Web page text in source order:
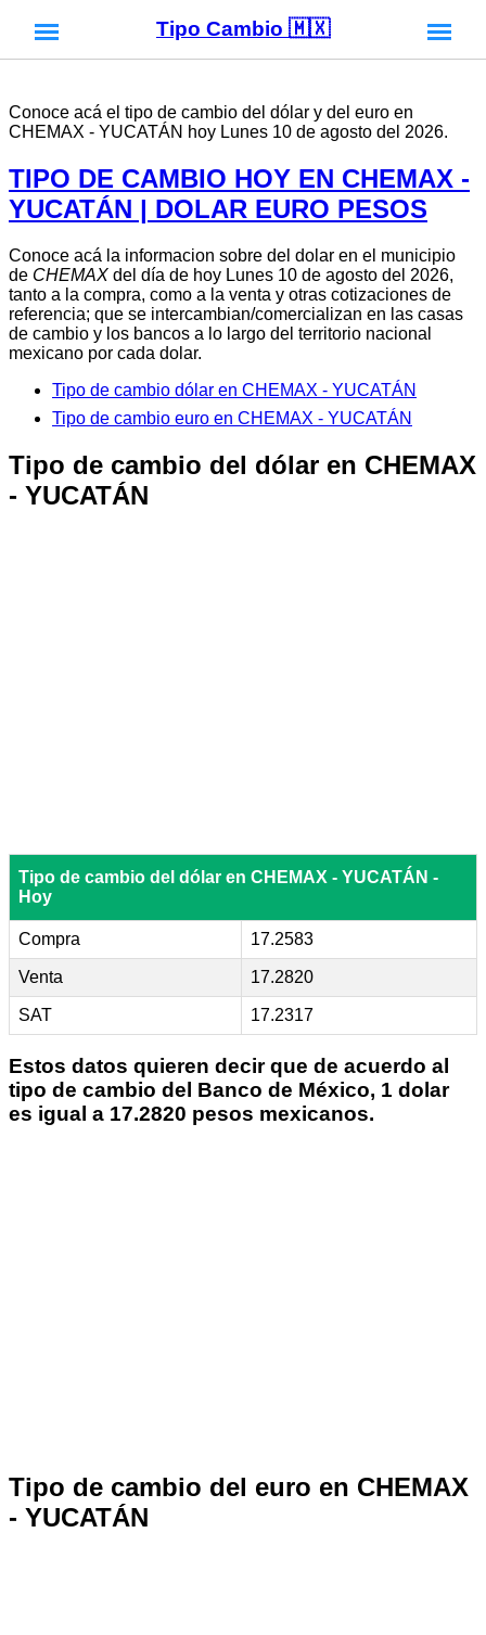
Tipo Cambio 🇲🇽
Conoce acá el tipo de cambio del dólar y del euro en
CHEMAX - YUCATÁN hoy Lunes 10 de agosto del 2026.
TIPO DE CAMBIO HOY EN CHEMAX -
YUCATÁN | DOLAR EURO PESOS
Conoce acá la informacion sobre del dolar en el municipio
de CHEMAX del día de hoy Lunes 10 de agosto del 2026,
tanto a la compra, como a la venta y otras cotizaciones de
referencia; que se intercambian/comercializan en las casas
de cambio y los bancos a lo largo del territorio nacional
mexicano por cada dolar.
Tipo de cambio dólar en CHEMAX - YUCATÁN
Tipo de cambio euro en CHEMAX - YUCATÁN
Tipo de cambio del dólar en CHEMAX
- YUCATÁN
Tipo de cambio del dólar en CHEMAX - YUCATÁN -
Hoy
Compra 17.2583
Venta 17.2820
SAT 17.2317
Estos datos quieren decir que de acuerdo al
tipo de cambio del Banco de México, 1 dolar
es igual a 17.2820 pesos mexicanos.
Tipo de cambio del euro en CHEMAX
- YUCATÁN